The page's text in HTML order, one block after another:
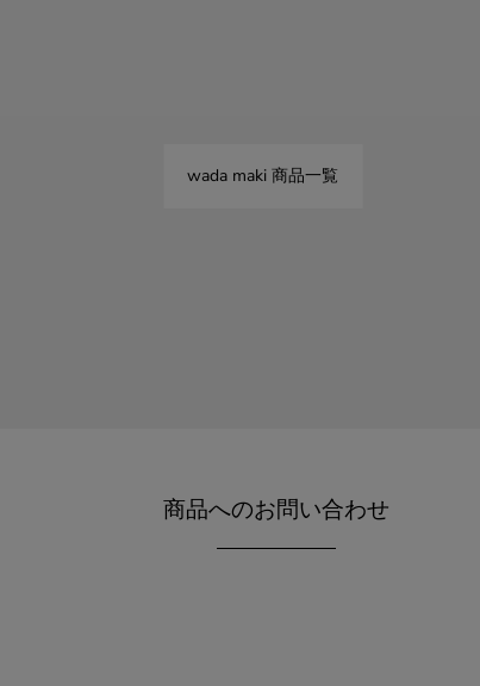
wada maki 商品一覧
商品へのお問い合わせ